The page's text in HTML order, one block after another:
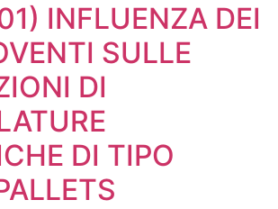
INFLUENZA DEI
SULLE
DI
DI TIPO